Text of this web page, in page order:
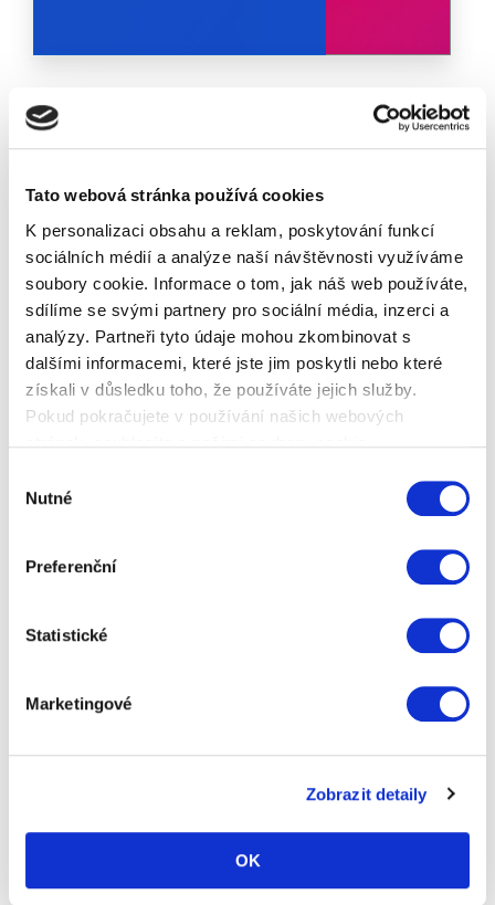
Tato webová stránka používá cookies
K personalizaci obsahu a reklam, poskytování funkcí
sociálních médií a analýze naší návštěvnosti využíváme
soubory cookie. Informace o tom, jak náš web používáte,
sdílíme se svými partnery pro sociální média, inzerci a
analýzy. Partneři tyto údaje mohou zkombinovat s
dalšími informacemi, které jste jim poskytli nebo které
získali v důsledku toho, že používáte jejich služby.
Pokud pokračujete v používání našich webových
souhlasu
Nutné
Preferenční
Statistické
Marketingové
Zobrazit detaily
OK
archiv novinek
Rychlé odkazy
PŘIHLÁŠENÍ DO MĚŘENÍ
PŘIHLÁŠENÍ DO VOIP
PŘIHLÁŠENÍ DO IPTV
Net , která nabízí neomezený vysokorychlostní
přístup k Internetové síti . Naše služby jsou
zaměřeny na domácí uživatele i na firemní klientelu
v Královehradeckém kraji. Nabízíme vysokou
S provozem bezdrátových sítí máme již dlouholeté
zkušenosti. Páteřní spoje s dostatečnou datovou